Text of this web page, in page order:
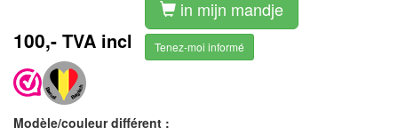
100,- TVA incl
in mijn mandje
Tenez-moi informé
Modèle/couleur différent :